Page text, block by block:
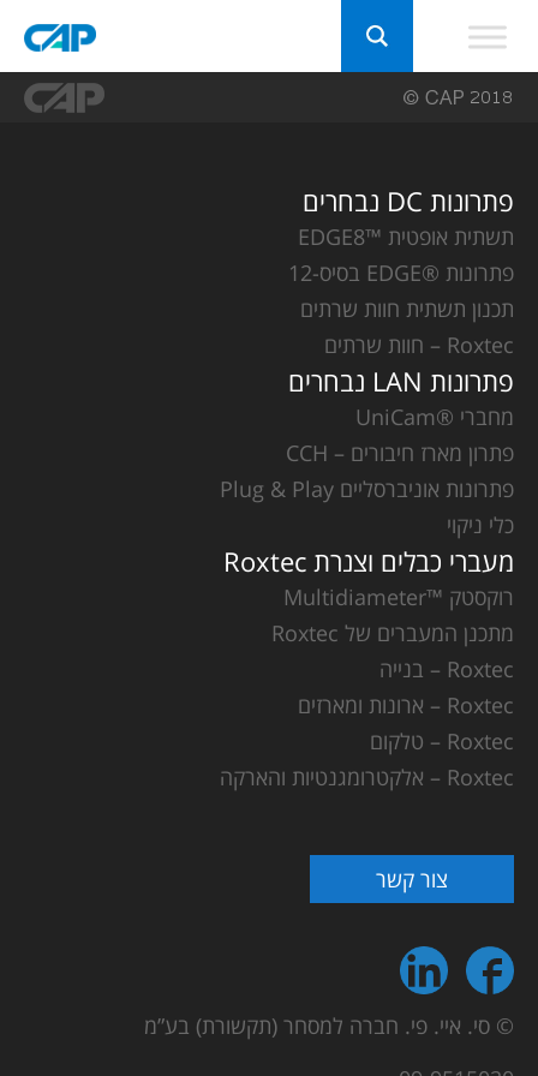
פתרונות DC נבחרים
תשתית אופטית ™EDGE8
פתרונות ®EDGE בסיס-12
תכנון תשתית חוות שרתים
Roxtec – חוות שרתים
פתרונות LAN נבחרים
מחברי ®UniCam
פתרון מארז חיבורים – CCH
פתרונות אוניברסליים Plug & Play
כלי ניקוי
מעברי כבלים וצנרת Roxtec
רוקסטק ™Multidiameter
מתכנן המעברים של Roxtec
Roxtec – בנייה
Roxtec – ארונות ומארזים
Roxtec – טלקום
Roxtec – אלקטרומגנטיות והארקה
צור קשר
© סי. איי. פי. חברה למסחר (תקשורת) בע”מ